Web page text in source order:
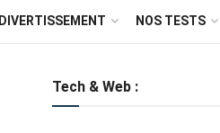
DIVERTISSEMENT NOS TESTS
Tech & Web :